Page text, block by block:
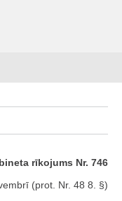
rīkojums Nr. 746
(prot. Nr. 48 8. §)